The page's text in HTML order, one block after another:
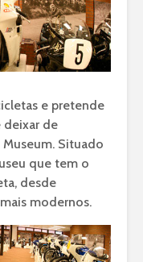
e pretende
deixar de
Situado
que tem o
desde
modernos.